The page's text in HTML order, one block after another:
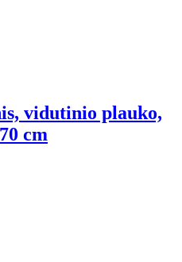
vidutinio plauko,
cm